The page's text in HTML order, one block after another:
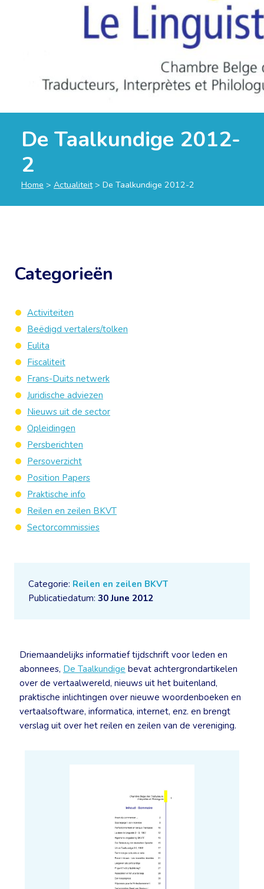
De Taalkundige 2012-
2
Home > Actualiteit> De Taalkundige 2012-2
Categorie: Reilen en zeilen BKVT
Publicatiedatum: 30 June 2012
Driemaandelijks informatief tijdschrift voor leden en
abonnees, De Taalkundige bevat achtergrondartikelen
over de vertaalwereld, nieuws uit het buitenland,
praktische inlichtingen over nieuwe woordenboeken en
vertaalsoftware, informatica, internet, enz. en brengt
verslag uit over het reilen en zeilen van de vereniging.
Categorieën
Activiteiten
Beëdigd vertalers/tolken
Eulita
Fiscaliteit
Frans-Duits netwerk
Juridische adviezen
Nieuws uit de sector
Opleidingen
Persberichten
Persoverzicht
Position Papers
Praktische info
Reilen en zeilen BKVT
Sectorcommissies